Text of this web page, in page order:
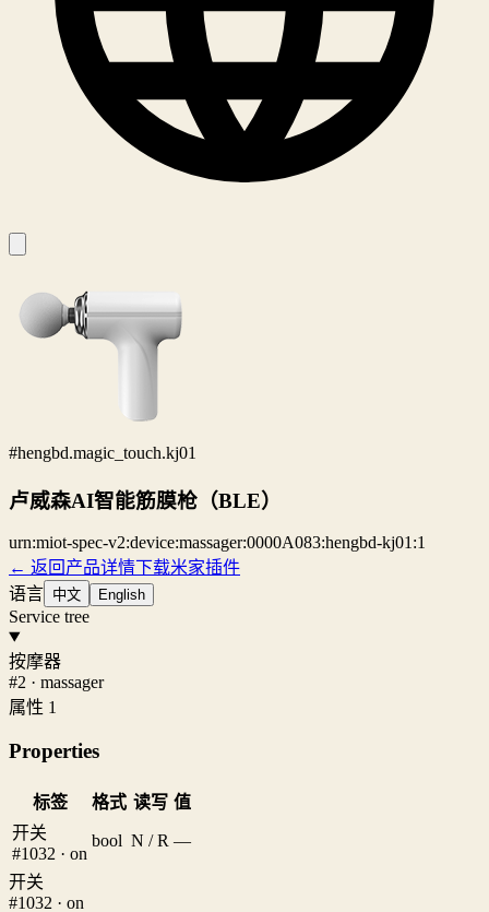
#hengbd.magic_touch.kj01
卢威森AI智能筋膜枪（BLE）
urn:miot-spec-v2:device:massager:0000A083:hengbd-kj01:1
← 返回产品详情下载米家插件
语言 中文 English
Service tree
按摩器
#2 · massager
属性 1
Properties
标签 格式 读写 值
开关
#1032 · on
bool N / R —
开关
#1032 · on